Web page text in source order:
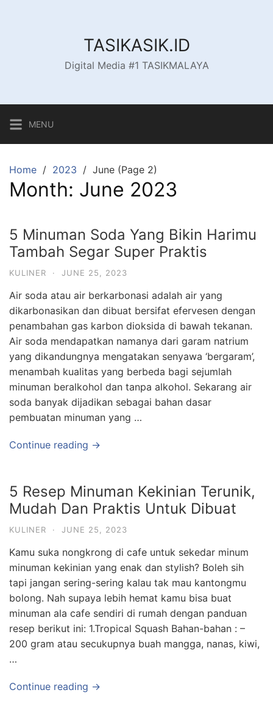
TASIKASIK.ID
Digital Media #1 TASIKMALAYA
MENU
Home 2023 June (Page 2)
Month: June 2023
5 Minuman Soda Yang Bikin Harimu
Tambah Segar Super Praktis
KULINER · JUNE 25, 2023
Air soda atau air berkarbonasi adalah air yang
dikarbonasikan dan dibuat bersifat efervesen dengan
penambahan gas karbon dioksida di bawah tekanan.
Air soda mendapatkan namanya dari garam natrium
yang dikandungnya mengatakan senyawa ‘bergaram’,
menambah kualitas yang berbeda bagi sejumlah
minuman beralkohol dan tanpa alkohol. Sekarang air
soda banyak dijadikan sebagai bahan dasar
pembuatan minuman yang …
Continue reading →
5 Resep Minuman Kekinian Terunik,
Mudah Dan Praktis Untuk Dibuat
KULINER · JUNE 25, 2023
Kamu suka nongkrong di cafe untuk sekedar minum
minuman kekinian yang enak dan stylish? Boleh sih
tapi jangan sering-sering kalau tak mau kantongmu
bolong. Nah supaya lebih hemat kamu bisa buat
minuman ala cafe sendiri di rumah dengan panduan
resep berikut ini: 1.Tropical Squash Bahan-bahan : –
200 gram atau secukupnya buah mangga, nanas, kiwi,
…
Continue reading →